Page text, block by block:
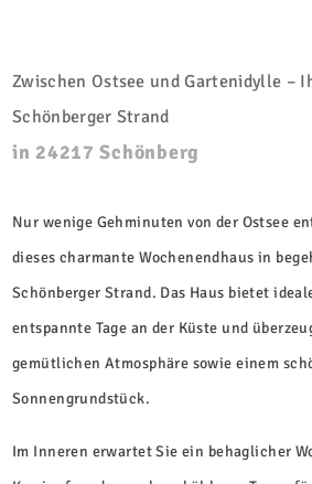
Zwischen Ostsee und Gartenidylle –
Schönberger Strand
in 24217 Schönberg
Nur wenige Gehminuten von der Ostsee
dieses charmante Wochenendhaus in
Schönberger Strand. Das Haus bietet
entspannte Tage an der Küste und
gemütlichen Atmosphäre sowie einem
Sonnengrundstück.
Im Inneren erwartet Sie ein behaglicher